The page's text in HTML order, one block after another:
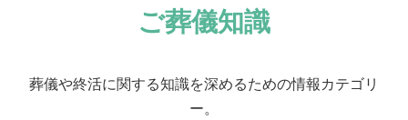
ご葬儀知識
葬儀や終活に関する知識を深めるための情報カテゴリ
ー。